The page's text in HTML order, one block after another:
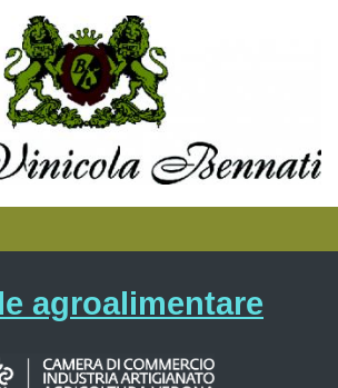
agroalimentare